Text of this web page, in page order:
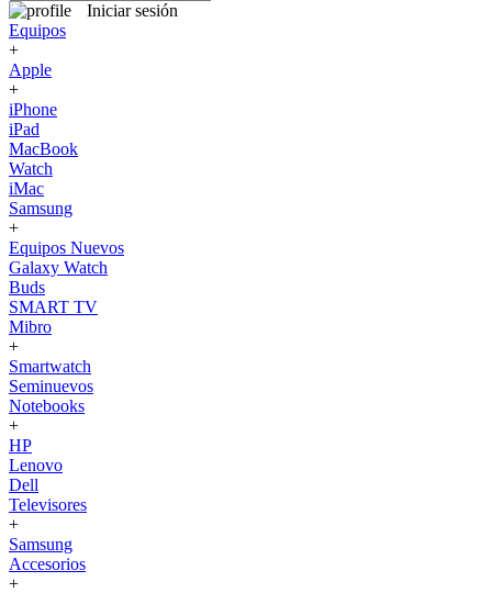
Iniciar sesión
Equipos
+
Apple
+
iPhone
iPad
MacBook
Watch
iMac
Samsung
+
Equipos Nuevos
Galaxy Watch
Buds
SMART TV
Mibro
+
Smartwatch
Seminuevos
Notebooks
+
HP
Lenovo
Dell
Televisores
+
Samsung
Accesorios
+